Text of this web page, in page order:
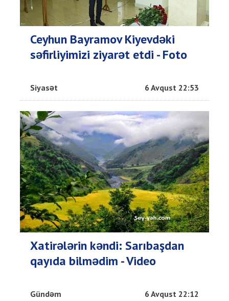
Ceyhun Bayramov Kiyevdəki
səfirliyimizi ziyarət etdi - Foto
Siyasət 6 Avqust 22:53
Xatirələrin kəndi: Sarıbaşdan
qayıda bilmədim - Video
Gündəm 6 Avqust 22:12